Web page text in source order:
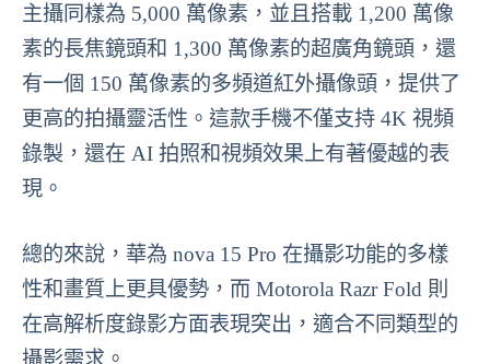
主攝同樣為 5,000 萬像素，並且搭載 1,200 萬像
素的長焦鏡頭和 1,300 萬像素的超廣角鏡頭，還
有一個 150 萬像素的多頻道紅外攝像頭，提供了
更高的拍攝靈活性。這款手機不僅支持 4K 視頻
錄製，還在 AI 拍照和視頻效果上有著優越的表
現。
總的來說，華為 nova 15 Pro 在攝影功能的多樣
性和畫質上更具優勢，而 Motorola Razr Fold 則
在高解析度錄影方面表現突出，適合不同類型的